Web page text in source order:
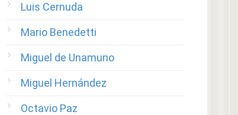
Luis Cernuda
Mario Benedetti
Miguel de Unamuno
Miguel Hernández
Octavio Paz